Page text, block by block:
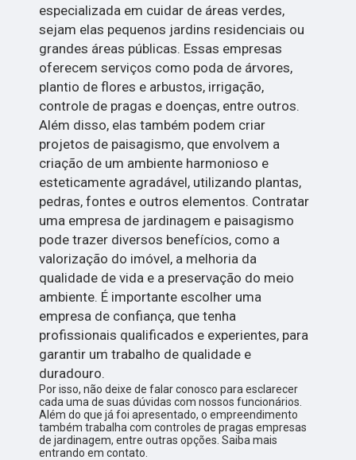
especializada em cuidar de áreas verdes,
sejam elas pequenos jardins residenciais ou
grandes áreas públicas. Essas empresas
oferecem serviços como poda de árvores,
plantio de flores e arbustos, irrigação,
controle de pragas e doenças, entre outros.
Além disso, elas também podem criar
projetos de paisagismo, que envolvem a
criação de um ambiente harmonioso e
esteticamente agradável, utilizando plantas,
pedras, fontes e outros elementos. Contratar
uma empresa de jardinagem e paisagismo
pode trazer diversos benefícios, como a
valorização do imóvel, a melhoria da
qualidade de vida e a preservação do meio
ambiente. É importante escolher uma
empresa de confiança, que tenha
profissionais qualificados e experientes, para
garantir um trabalho de qualidade e
duradouro.
Por isso, não deixe de falar conosco para esclarecer
cada uma de suas dúvidas com nossos funcionários.
Além do que já foi apresentado, o empreendimento
também trabalha com controles de pragas empresas
de jardinagem, entre outras opções. Saiba mais
entrando em contato.